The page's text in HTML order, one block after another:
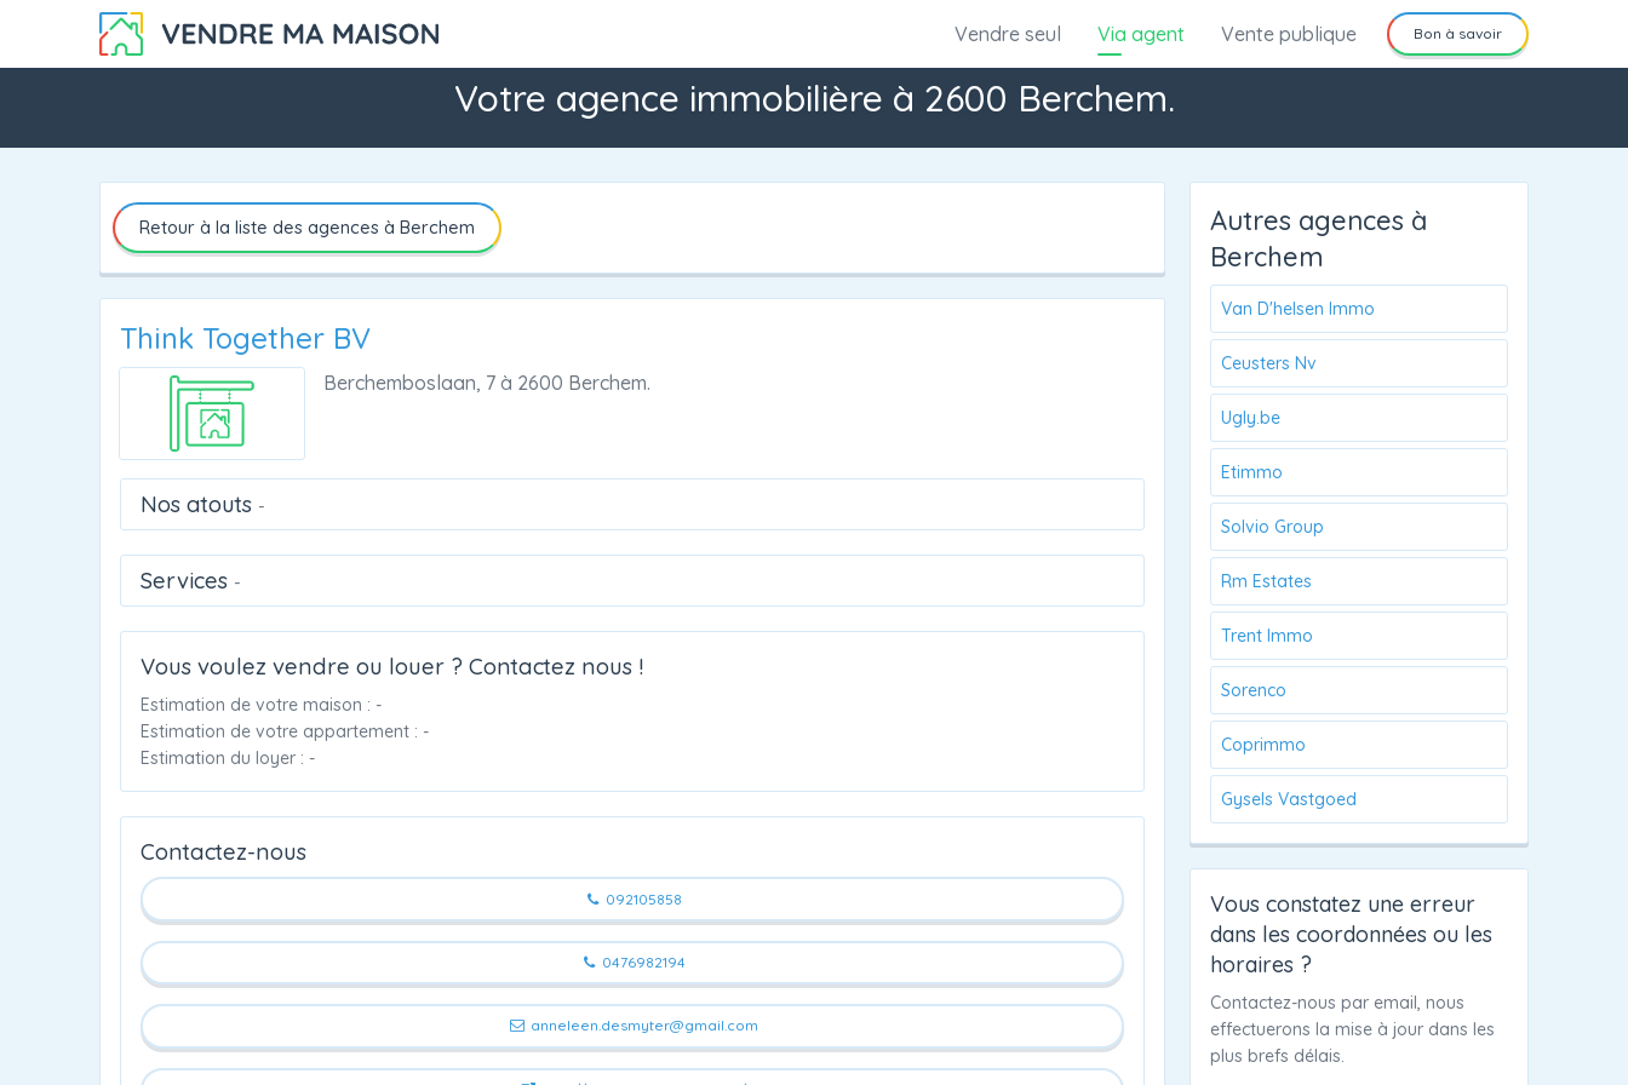
Vendre seul Via agent Vente publique Bon à savoir
Votre agence immobilière à 2600 Berchem.
Retour à la liste des agences à Berchem
Think Together BV
Berchemboslaan, 7 à 2600 Berchem.
Nos atouts -
Services -
Vous voulez vendre ou louer ? Contactez nous !
Estimation de votre maison : -
Estimation de votre appartement : -
Estimation du loyer : -
Contactez-nous
092105858
0476982194
anneleen.desmyter@gmail.com
Autres agences à
Berchem
Van D'helsen Immo
Ceusters Nv
Ugly.be
Etimmo
Solvio Group
Rm Estates
Trent Immo
Sorenco
Coprimmo
Gysels Vastgoed
Vous constatez une erreur
dans les coordonnées ou les
horaires ?
Contactez-nous par email, nous
effectuerons la mise à jour dans les
plus brefs délais.